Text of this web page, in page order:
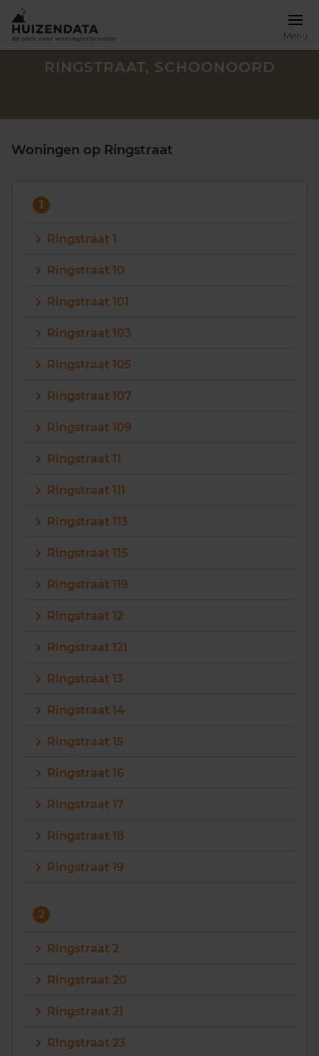
Menu
088 220 4200
Maandag t/m vrijdag - 08:00 -18:00
RINGSTRAAT, SCHOONOORD
Woningen op Ringstraat
1
Ringstraat 1
Ringstraat 10
Ringstraat 101
Ringstraat 103
Ringstraat 105
Ringstraat 107
Ringstraat 109
Ringstraat 11
Ringstraat 111
Ringstraat 113
Ringstraat 115
Ringstraat 119
Ringstraat 12
Ringstraat 121
Ringstraat 13
Ringstraat 14
Ringstraat 15
Ringstraat 16
Ringstraat 17
Ringstraat 18
Ringstraat 19
2
Ringstraat 2
Ringstraat 20
Ringstraat 21
Ringstraat 23